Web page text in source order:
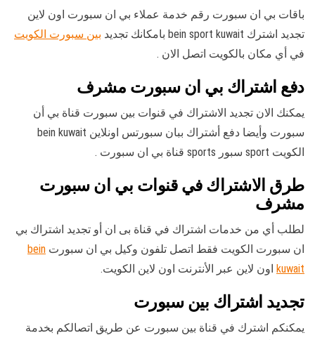
باقات بي ان سبورت رقم خدمة عملاء بي ان سبورت اون لاين
تجديد اشترك bein sport kuwait بامكانك تجديد
بين سبورت الكويت
في أي مكان بالكويت اتصل الان .
دفع اشتراك بي ان سبورت مشرف
يمكنك الان تجديد الاشتراك في قنوات بين سبورت قناة بي أن
سبورت وأيضا دفع أشتراك ببان سبورتس اونلاين bein kuwait
الكويت sport سبور sports قناة بي ان سبورت .
طرق الاشتراك في قنوات بي ان سبورت
مشرف
لطلب أي من خدمات اشتراك في قناة بى ان أو تجديد اشتراك بي
ان سبورت الكويت فقط اتصل تلفون وكيل بي ان سبورت bein
kuwait اون لاين عبر الأنترنت اون لاين الكويت.
تجديد اشتراك بين سبورت
يمكنكم اشترك في قناة بين سبورت عن طريق اتصالكم بخدمة